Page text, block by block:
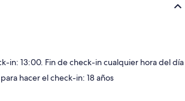
in: 13:00. Fin de check-in cualquier hora del día
hacer el check-in: 18 años